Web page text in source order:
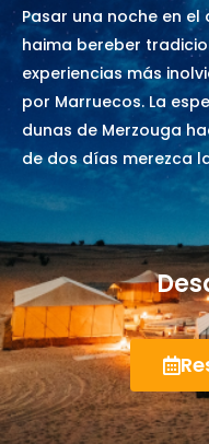
Pasar una noche en
haima bereber
experiencias más
por Marruecos. La
dunas de Merzouga
de dos días merezca